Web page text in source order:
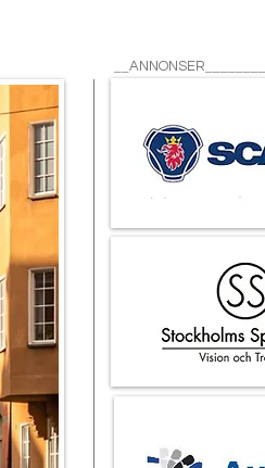
ANNONSER